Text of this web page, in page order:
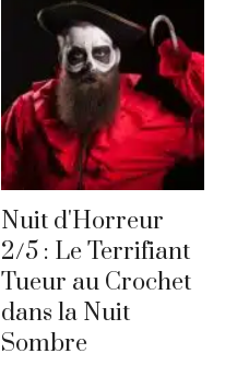
Nuit d'Horreur
2/5 : Le Terrifiant
Tueur au Crochet
dans la Nuit
Sombre